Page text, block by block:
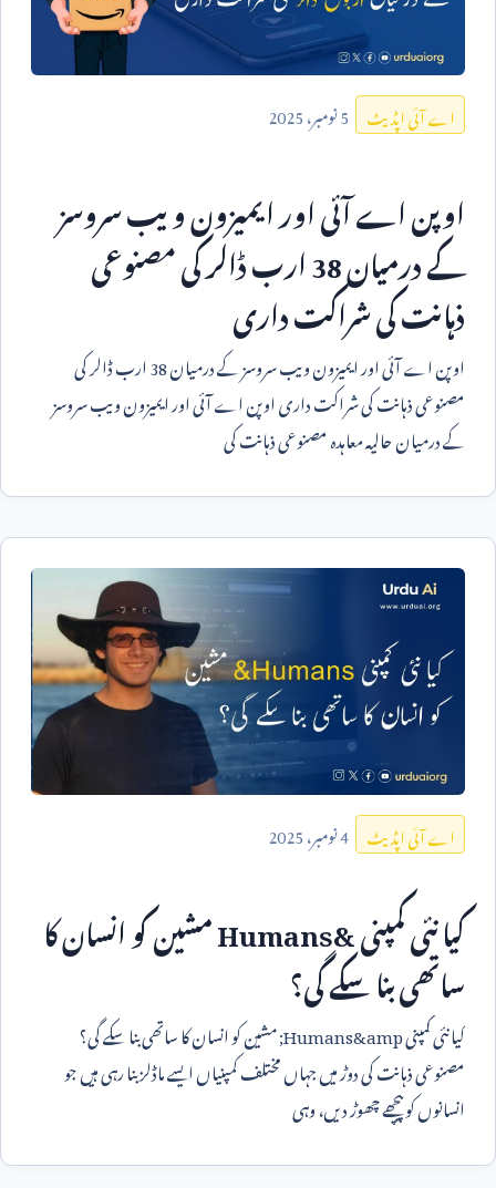
اے آئی اپڈیٹ 5نومبر،2025
اوپن اے آئی اور ایمیزون ویب سروسز
کے درمیان38ارب ڈالر کی مصنوعی
ذہانت کی شراکت داری
اوپن اے آئی اور ایمیزون ویب سروسز کے درمیان38ارب ڈالر کی
مصنوعی ذہانت کی شراکت داری اوپن اے آئی اور ایمیزون ویب سروسز
کے درمیان حالیہ معاہدہ مصنوعی ذہانت کی
اے آئی اپڈیٹ 4نومبر،2025
کیا نئی کمپنیHumans&مشین کو انسان کا
ساتھی بنا سکے گی؟
کیا نئی کمپنیHumans&amp; مشین کو انسان کا ساتھی بنا سکے گی؟
مصنوعی ذہانت کی دوڑ میں جہاں مختلف کمپنیاں ایسے ماڈلز بنا رہی ہیں جو
انسانوں کو پیچھے چھوڑ دیں، وہی